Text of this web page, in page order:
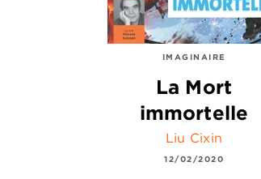
IMAGINAIRE
La Mort
immortelle
Liu Cixin
12/02/2020